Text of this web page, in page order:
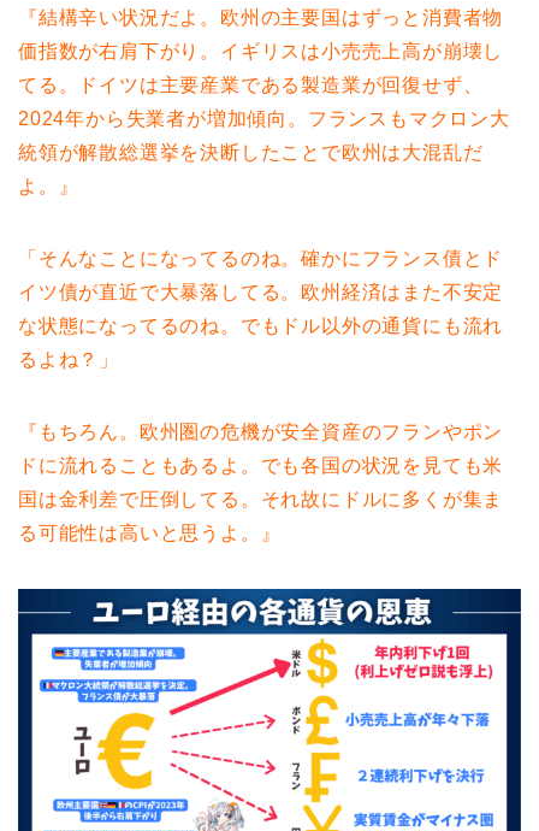
『結構辛い状況だよ。欧州の主要国はずっと消費者物
価指数が右肩下がり。イギリスは小売売上高が崩壊し
てる。ドイツは主要産業である製造業が回復せず、
2024年から失業者が増加傾向。フランスもマクロン大
統領が解散総選挙を決断したことで欧州は大混乱だ
よ。』
「そんなことになってるのね。確かにフランス債とド
イツ債が直近で大暴落してる。欧州経済はまた不安定
な状態になってるのね。でもドル以外の通貨にも流れ
るよね？」
『もちろん。欧州圏の危機が安全資産のフランやポン
ドに流れることもあるよ。でも各国の状況を見ても米
国は金利差で圧倒してる。それ故にドルに多くが集ま
る可能性は高いと思うよ。』